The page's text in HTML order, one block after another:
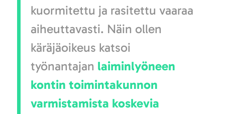
kuormitettu ja rasitettu vaaraa
aiheuttavasti. Näin ollen
käräjäoikeus katsoi
työnantajan laiminlyöneen
kontin toimintakunnon
varmistamista koskevia